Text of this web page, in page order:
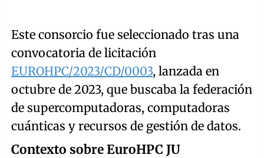
Este consorcio fue seleccionado tras una
convocatoria de licitación
EUROHPC/2023/CD/0003, lanzada en
octubre de 2023, que buscaba la federación
de supercomputadoras, computadoras
cuánticas y recursos de gestión de datos.
Contexto sobre EuroHPC JU